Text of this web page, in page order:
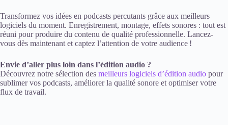
Transformez vos idées en podcasts percutants grâce aux meilleurs
logiciels du moment. Enregistrement, montage, effets sonores : tout est
réuni pour produire du contenu de qualité professionnelle. Lancez-
vous dès maintenant et captez l’attention de votre audience !
Envie d’aller plus loin dans l’édition audio ?
Découvrez notre sélection des meilleurs logiciels d’édition audio pour
sublimer vos podcasts, améliorer la qualité sonore et optimiser votre
flux de travail.